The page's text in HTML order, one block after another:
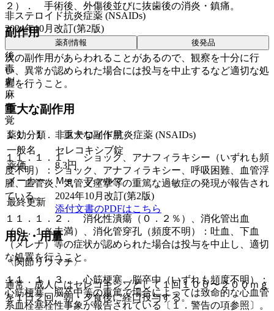
２）． 手術後、外傷後並びに抜歯後の消炎・鎮痛。
副作用
次の副作用があらわれることがあるので、観察を十分に行
い、異常が認められた場合には投与を中止するなど適切な処
置を行うこと。
重大な副作用
１１．１． 重大な副作用
１１．１．１． ショック、アナフィラキシー（いずれも頻
度不明）：ショック、アナフィラキシー、呼吸困難、血管浮
腫、血管炎、気管支痙攣等の重篤な過敏症の発現が報告され
ている。
１１．１．２． 消化性潰瘍（０．２％）、消化管出血
（０．１％未満）、消化管穿孔（頻度不明）：吐血、下血
（メレナ）等の症状が認められた場合は投与を中止し、適切
な処置を行うこと。
１１．１．３． 心筋梗塞、脳卒中（いずれも頻度不明）：
心筋梗塞、脳卒中等の重篤で場合によっては致命的な心血管
系血栓塞栓性事象が報告されている〔１．警告の項参照〕。
非ステロイド抗炎症薬 (NSAIDs)
2024年10月改訂(第2版)
薬剤情報 後発品
後
毒
劇
麻
向
覚
薬効分類
非ステロイド抗炎症薬 (NSAIDs)
一般名
セレコキシブ錠
薬価
8.3円
メーカー
Ｍｅ ファルマ
最終更新
2024年10月改訂(第2版)
添付文書のPDFはこちら
用法・用量
〈関節リウマチ〉
通常、成人にはセレコキシブとして１回１００〜２００ｍｇ
を１日２回、朝・夕食後に経口投与する。